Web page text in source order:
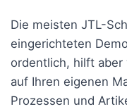
Die meisten JTL-
eingerichteten
ordentlich, hilft aber
auf Ihren eigenen
Prozessen und